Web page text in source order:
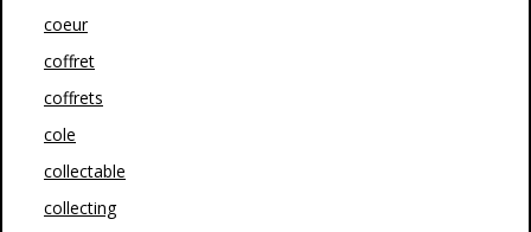
coeur
coffret
coffrets
cole
collectable
collecting